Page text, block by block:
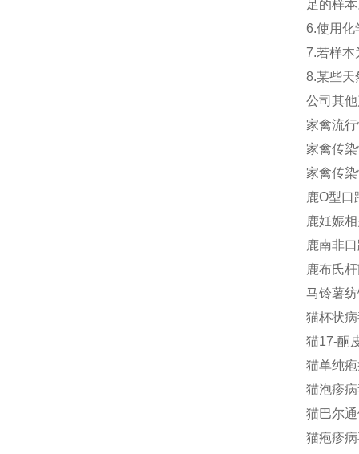
足的样
6.使用化
7.若样本
8.某些天
公司其
家禽流
家禽传
家禽传
鹿O型口
鹿妊娠
鹿南非
鹿布氏
马铃薯
猫杯状
猫17-酮
猫单纯
猫泡疹
猫巴尔
猫疱疹